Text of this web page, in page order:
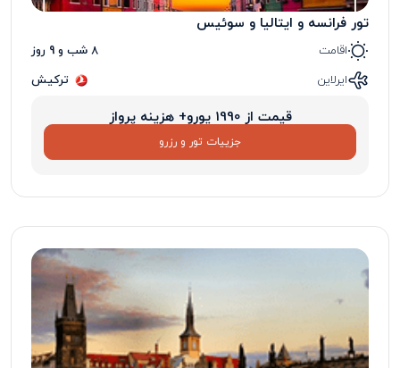
تور فرانسه و ایتالیا و سوئیس
اقامت
8 شب و 9 روز
ایرلاین
ترکیش
قیمت از 1990 یورو+ هزینه پرواز
جزییات تور و رزرو